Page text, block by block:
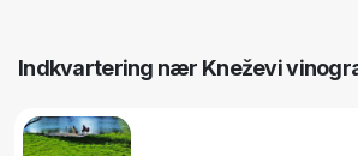
Indkvartering nær Kneževi